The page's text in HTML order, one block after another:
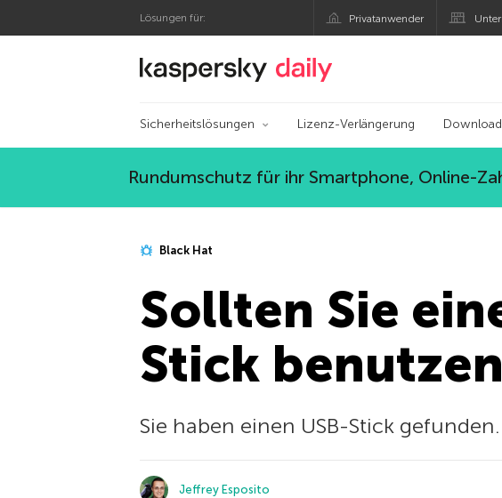
Lösungen für: Privatanwender
Offizieller Blog von Kaspersky
Sicherheitslösungen Lizenz-Verlängerung
Rundumschutz für ihr Smartphone, Online-
Black Hat
Sollten Sie
Stick
Sie haben einen USB-Stick
Jeffrey Esposito